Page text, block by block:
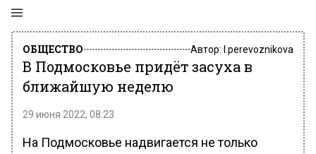
ОБЩЕСТВО Автор: l.perevoznikova
В Подмосковье придёт засуха в
ближайшую неделю
29 июня 2022, 08:23
На Подмосковье надвигается не только